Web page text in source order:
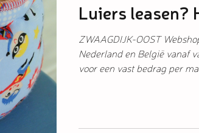
Luiers leasen?
ZWAAGDIJK-OOST
Nederland en België vanaf
voor een vast bedrag per